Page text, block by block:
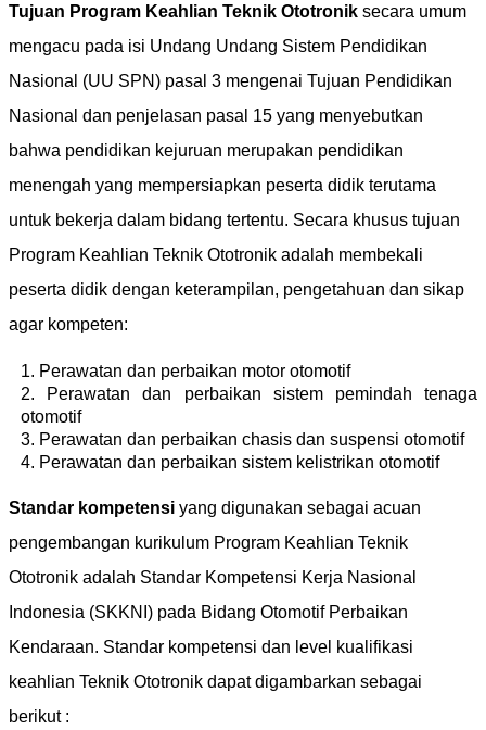
Tujuan Program Keahlian Teknik Ototronik secara umum
mengacu pada isi Undang Undang Sistem Pendidikan
Nasional (UU SPN) pasal 3 mengenai Tujuan Pendidikan
Nasional dan penjelasan pasal 15 yang menyebutkan
bahwa pendidikan kejuruan merupakan pendidikan
menengah yang mempersiapkan peserta didik terutama
untuk bekerja dalam bidang tertentu. Secara khusus tujuan
Program Keahlian Teknik Ototronik adalah membekali
peserta didik dengan keterampilan, pengetahuan dan sikap
agar kompeten:
Perawatan dan perbaikan motor otomotif
Perawatan dan perbaikan sistem pemindah tenaga
otomotif
Perawatan dan perbaikan chasis dan suspensi otomotif
Perawatan dan perbaikan sistem kelistrikan otomotif
Standar kompetensi yang digunakan sebagai acuan
pengembangan kurikulum Program Keahlian Teknik
Ototronik adalah Standar Kompetensi Kerja Nasional
Indonesia (SKKNI) pada Bidang Otomotif Perbaikan
Kendaraan. Standar kompetensi dan level kualifikasi
keahlian Teknik Ototronik dapat digambarkan sebagai
berikut :